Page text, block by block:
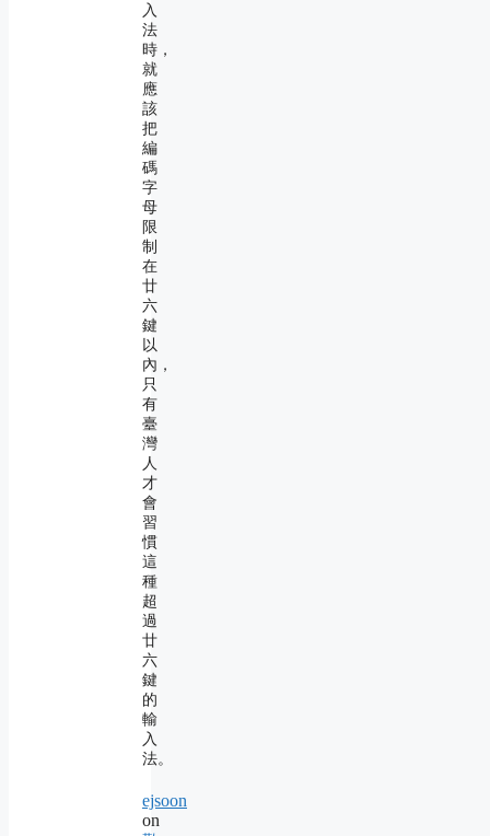
入
法
時，
就
應
該
把
編
碼
字
母
限
制
在
廿
六
鍵
以
內，
只
有
臺
灣
人
才
會
習
慣
這
種
超
過
廿
六
鍵
的
輸
入
法。
ejsoon
on